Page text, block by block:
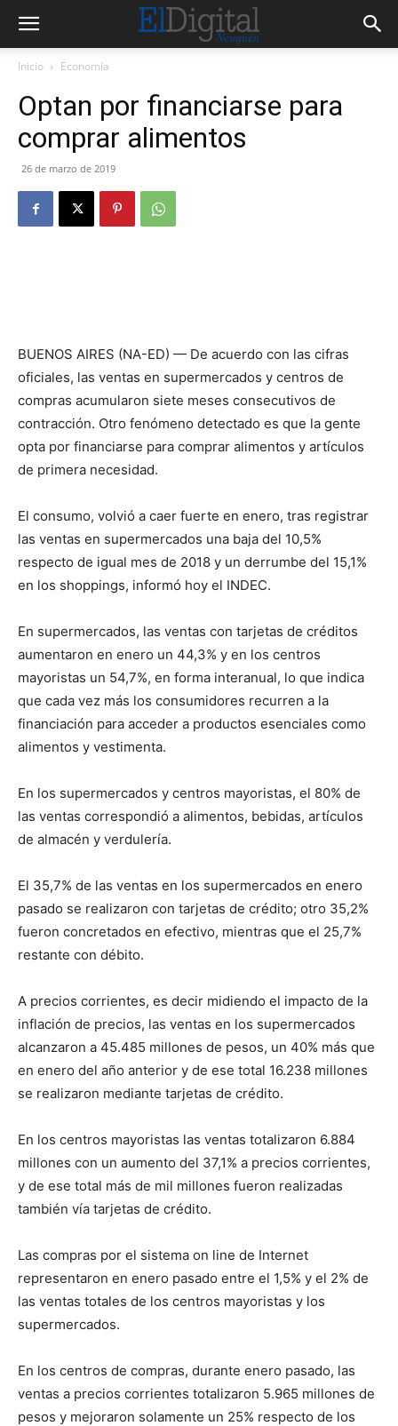
Inicio Economía
Optan por financiarse para
comprar alimentos
26 de marzo de 2019
BUENOS AIRES (NA-ED) — De acuerdo con las cifras
oficiales, las ventas en supermercados y centros de
compras acumularon siete meses consecutivos de
contracción. Otro fenómeno detectado es que la gente
opta por financiarse para comprar alimentos y artículos
de primera necesidad.
El consumo, volvió a caer fuerte en enero, tras registrar
las ventas en supermercados una baja del 10,5%
respecto de igual mes de 2018 y un derrumbe del 15,1%
en los shoppings, informó hoy el INDEC.
En supermercados, las ventas con tarjetas de créditos
aumentaron en enero un 44,3% y en los centros
mayoristas un 54,7%, en forma interanual, lo que indica
que cada vez más los consumidores recurren a la
financiación para acceder a productos esenciales como
alimentos y vestimenta.
En los supermercados y centros mayoristas, el 80% de
las ventas correspondió a alimentos, bebidas, artículos
de almacén y verdulería.
El 35,7% de las ventas en los supermercados en enero
pasado se realizaron con tarjetas de crédito; otro 35,2%
fueron concretados en efectivo, mientras que el 25,7%
restante con débito.
A precios corrientes, es decir midiendo el impacto de la
inflación de precios, las ventas en los supermercados
alcanzaron a 45.485 millones de pesos, un 40% más que
en enero del año anterior y de ese total 16.238 millones
se realizaron mediante tarjetas de crédito.
En los centros mayoristas las ventas totalizaron 6.884
millones con un aumento del 37,1% a precios corrientes,
y de ese total más de mil millones fueron realizadas
también vía tarjetas de crédito.
Las compras por el sistema on line de Internet
representaron en enero pasado entre el 1,5% y el 2% de
las ventas totales de los centros mayoristas y los
supermercados.
En los centros de compras, durante enero pasado, las
ventas a precios corrientes totalizaron 5.965 millones de
pesos y mejoraron solamente un 25% respecto de los